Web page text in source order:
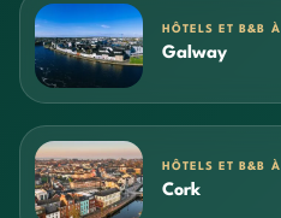
HÔTELS ET B&B À
Galway
HÔTELS ET B&B À
Cork